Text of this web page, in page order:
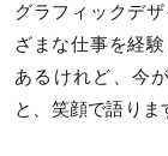
グラフィックデ
ざまな仕事を経
あるけれど、今
と、笑顔で語りま